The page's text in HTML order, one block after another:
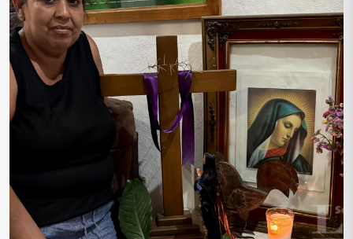
Jalisco
Nacional
Internacional
Ecología